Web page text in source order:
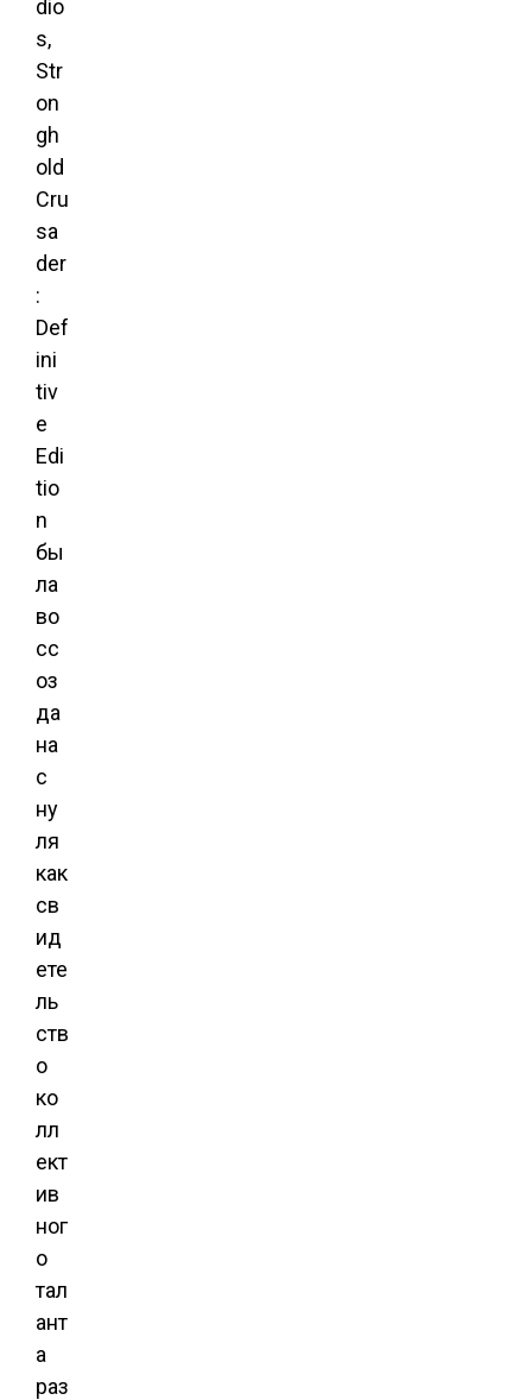
dio
s,
Str
on
gh
old
Cru
sa
der
:
Def
ini
tiv
e
Edi
tio
n
бы
ла
во
сс
оз
да
на
с
ну
ля
как
св
ид
ете
ль
ств
о
ко
лл
ект
ив
ног
о
тал
ант
а
раз